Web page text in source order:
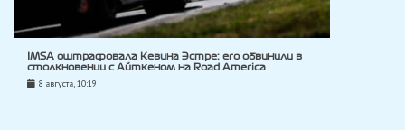
IMSA оштрафовала Кевина Эстре: его обвинили в
столкновении с Айткеном на Road America
8 августа, 10:19